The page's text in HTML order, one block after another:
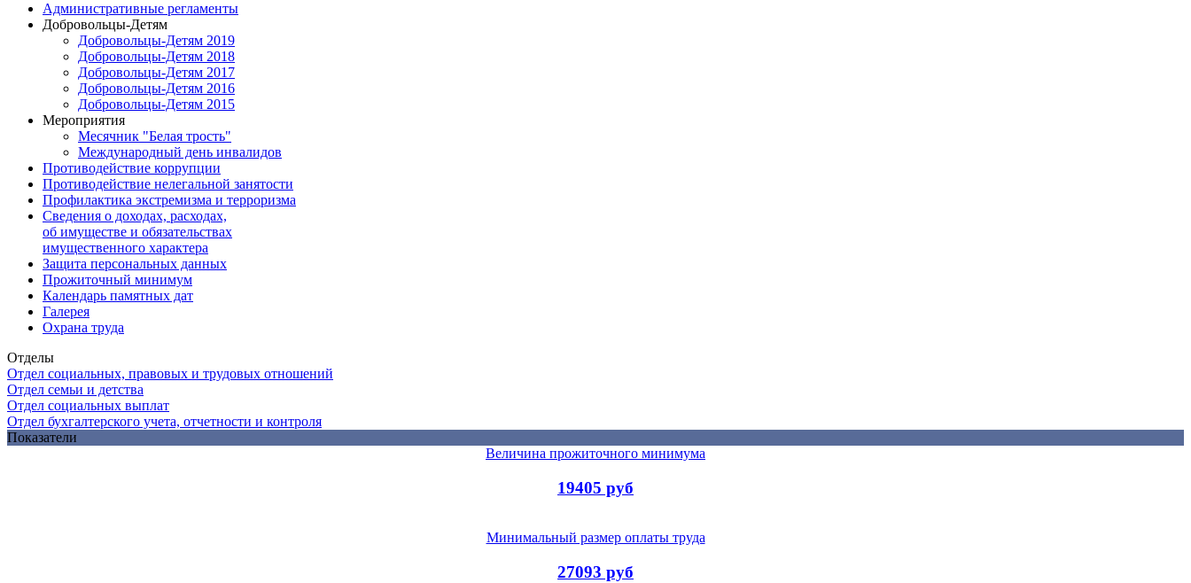
Административные регламенты
Добровольцы-Детям
Добровольцы-Детям 2019
Добровольцы-Детям 2018
Добровольцы-Детям 2017
Добровольцы-Детям 2016
Добровольцы-Детям 2015
Мероприятия
Месячник "Белая трость"
Международный день инвалидов
Противодействие коррупции
Противодействие нелегальной занятости
Профилактика экстремизма и терроризма
Сведения о доходах, расходах,
об имуществе и обязательствах
имущественного характера
Защита персональных данных
Прожиточный минимум
Календарь памятных дат
Галерея
Охрана труда
Отделы
Отдел социальных, правовых и трудовых отношений
Отдел семьи и детства
Отдел социальных выплат
Отдел бухгалтерского учета, отчетности и контроля
Показатели
Величина прожиточного минимума
19405 руб
Минимальный размер оплаты труда
27093 руб